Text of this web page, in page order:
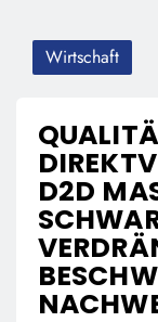
Wirtschaft
D2D